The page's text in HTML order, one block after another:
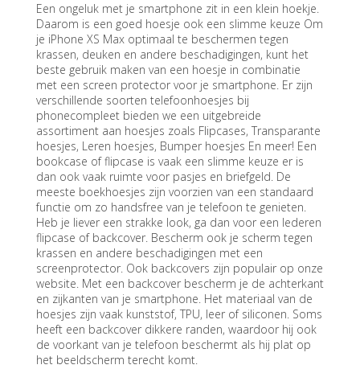
Een ongeluk met je smartphone zit in een klein hoekje.
Daarom is een goed hoesje ook een slimme keuze Om
je iPhone XS Max optimaal te beschermen tegen
krassen, deuken en andere beschadigingen, kunt het
beste gebruik maken van een hoesje in combinatie
met een screen protector voor je smartphone. Er zijn
verschillende soorten telefoonhoesjes bij
phonecompleet bieden we een uitgebreide
assortiment aan hoesjes zoals Flipcases, Transparante
hoesjes, Leren hoesjes, Bumper hoesjes En meer! Een
bookcase of flipcase is vaak een slimme keuze er is
dan ook vaak ruimte voor pasjes en briefgeld. De
meeste boekhoesjes zijn voorzien van een standaard
functie om zo handsfree van je telefoon te genieten.
Heb je liever een strakke look, ga dan voor een lederen
flipcase of backcover. Bescherm ook je scherm tegen
krassen en andere beschadigingen met een
screenprotector. Ook backcovers zijn populair op onze
website. Met een backcover bescherm je de achterkant
en zijkanten van je smartphone. Het materiaal van de
hoesjes zijn vaak kunststof, TPU, leer of siliconen. Soms
heeft een backcover dikkere randen, waardoor hij ook
de voorkant van je telefoon beschermt als hij plat op
het beeldscherm terecht komt.